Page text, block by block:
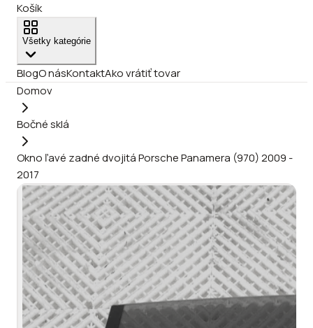
Košík
Všetky kategórie
BlogO násKontaktAko vrátiť tovar
Domov
Bočné sklá
Okno ľavé zadné dvojitá Porsche Panamera (970) 2009 -
2017